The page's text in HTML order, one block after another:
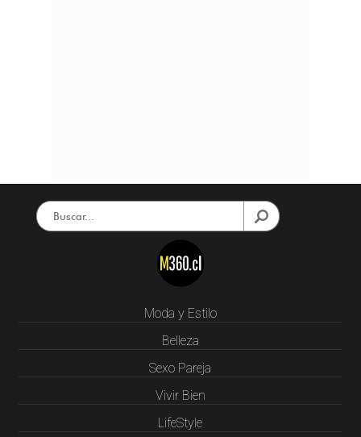
Moda y Estilo
Belleza
Sexo Pareja
Vivir Bien
LifeStyle